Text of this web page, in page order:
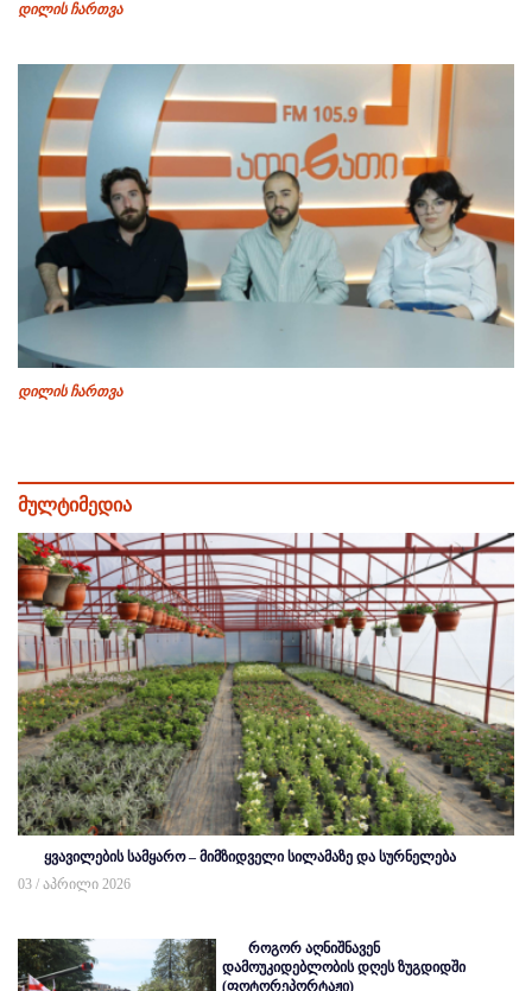
დილის ჩართვა
დილის ჩართვა
მულტიმედია
ყვავილების სამყარო – მიმზიდველი სილამაზე და სურნელება
03 / აპრილი 2026
როგორ აღნიშნავენ
დამოუკიდებლობის დღეს ზუგდიდში
(ფოტორეპორტაჟი)